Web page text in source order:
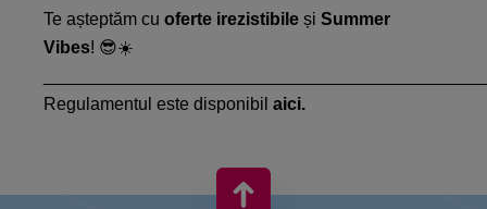
Te așteptăm cu oferte irezistibile și Summer
Vibes! 😎☀️
Regulamentul este disponibil aici.